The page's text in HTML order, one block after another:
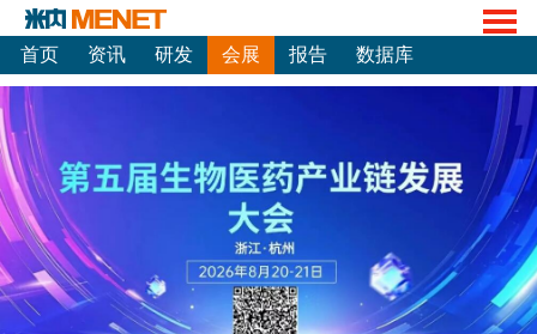
首页 资讯 研发 会展 报告 数据库